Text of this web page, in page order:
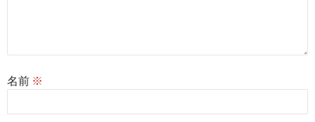
名前 ※